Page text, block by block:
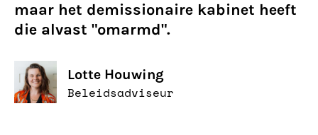
maar het demissionaire kabinet heeft
die alvast "omarmd".
Lotte Houwing
Beleidsadviseur